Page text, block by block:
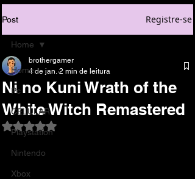
Post Registre-se
Home
Pc
CELULAR
Playstation
Nintendo
Xbox
Home
Ni no Kuni Wrath of the
White Witch Remastered
brothergamer
4 de jan. 2 min de leitura
Avaliado com NaN de 5 estrelas.